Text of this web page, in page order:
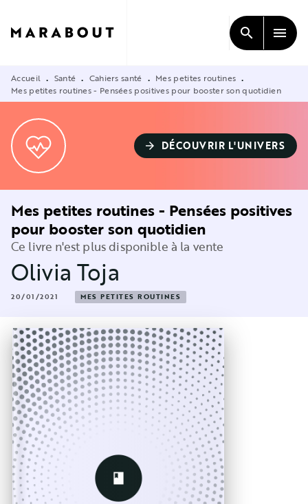
CONTENU
search menu
Accueil • Santé • Cahiers santé • Mes petites routines •
Mes petites routines - Pensées positives pour booster son quotidien
arrow_forward DÉCOUVRIR L'UNIVERS
Mes petites routines - Pensées positives
pour booster son quotidien
Ce livre n'est plus disponible à la vente
Olivia Toja
20/01/2021 MES PETITES ROUTINES